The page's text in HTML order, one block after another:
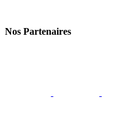
Nos Partenaires